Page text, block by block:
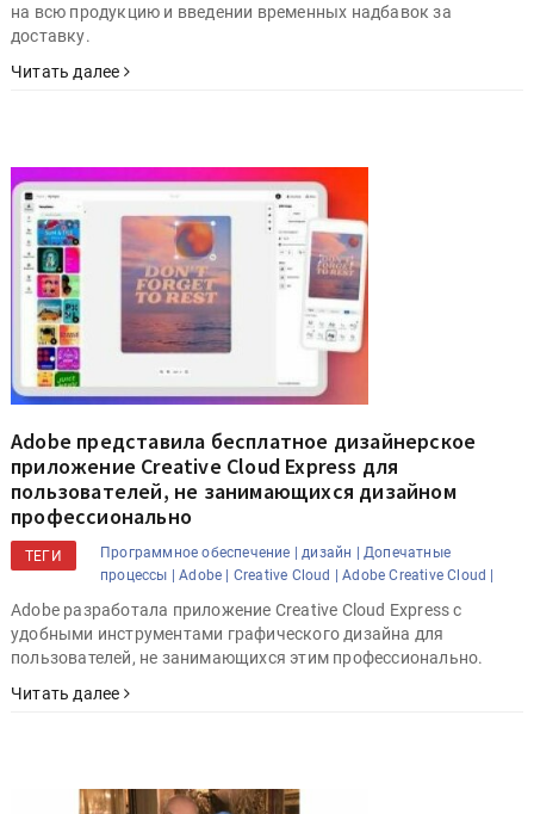
на всю продукцию и введении временных надбавок за
доставку.
Читать далее
Adobe представила бесплатное дизайнерское
приложение Creative Cloud Express для
пользователей, не занимающихся дизайном
профессионально
ТЕГИ Программное обеспечение | дизайн |
Допечатные
процессы |
Adobe | Creative Cloud | Adobe Creative Cloud |
Adobe разработала приложение Creative Cloud Express с
удобными инструментами графического дизайна для
пользователей, не занимающихся этим профессионально.
Читать далее